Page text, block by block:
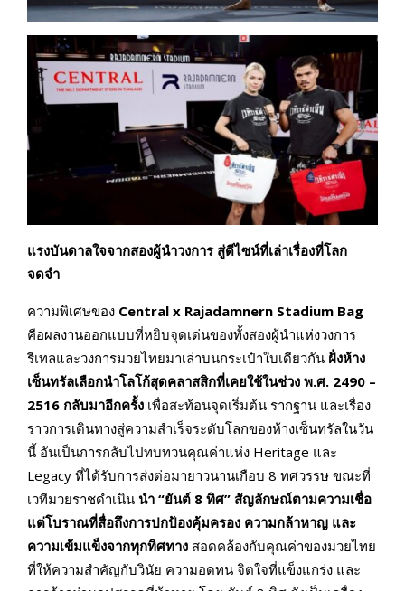
แรงบันดาลใจจากสองผู้นำวงการ สู่ดีไซน์ที่เล่าเรื่องที่โลก
จดจำ
ความพิเศษของ Central x Rajadamnern Stadium Bag
คือผลงานออกแบบที่หยิบจุดเด่นของทั้งสองผู้นำแห่งวงการ
รีเทลและวงการมวยไทยมาเล่าบนกระเป๋าใบเดียวกัน ฝั่งห้าง
เซ็นทรัลเลือกนำโลโก้สุดคลาสสิกที่เคยใช้ในช่วง พ.ศ. 2490 –
2516 กลับมาอีกครั้ง เพื่อสะท้อนจุดเริ่มต้น รากฐาน และเรื่อง
ราวการเดินทางสู่ความสำเร็จระดับโลกของห้างเซ็นทรัลในวัน
นี้ อันเป็นการกลับไปทบทวนคุณค่าแห่ง Heritage และ
Legacy ที่ได้รับการส่งต่อมายาวนานเกือบ 8 ทศวรรษ ขณะที่
เวทีมวยราชดำเนิน นำ “ยันต์ 8 ทิศ” สัญลักษณ์ตามความเชื่อ
แต่โบราณที่สื่อถึงการปกป้องคุ้มครอง ความกล้าหาญ และ
ความเข้มแข็งจากทุกทิศทาง สอดคล้องกับคุณค่าของมวยไทย
ที่ให้ความสำคัญกับวินัย ความอดทน จิตใจที่แข็งแกร่ง และ